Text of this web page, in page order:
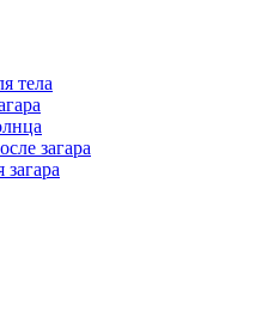
тела
загара
загара